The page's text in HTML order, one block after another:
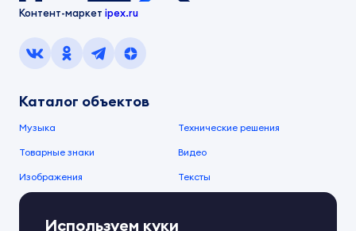
Контент-маркет ipex.ru
Каталог объектов
Музыка Технические решения
Товарные знаки Видео
Изображения Тексты
О компании
О сервисеИспользуем куки